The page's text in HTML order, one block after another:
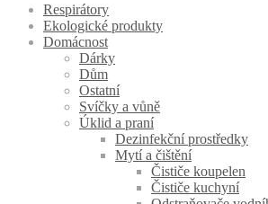
Respirátory
Ekologické produkty
Domácnost
Dárky
Dům
Ostatní
Svíčky a vůně
Úklid a praní
Dezinfekční prostředky
Mytí a čištění
Čističe koupelen
Čističe kuchyní